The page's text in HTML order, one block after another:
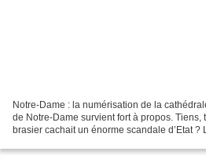
Notre-Dame : la numérisation de la
de Notre-Dame survient fort à propos. Tiens,
brasier cachait un énorme scandale d’Etat ?